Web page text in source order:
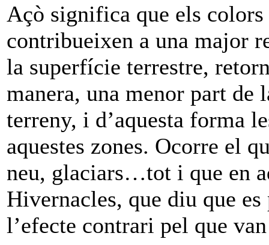
Açò significa que els
contribueixen a una major
la superfície terrestre,
manera, una menor part de
terreny, i d’aquesta forma
aquestes zones. Ocorre el
neu, glaciars…tot i que en
Hivernacles, que diu que
l’efecte contrari pel que